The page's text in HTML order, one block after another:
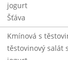
jogurt
Šťáva
Kmínová s
těstovinový salát